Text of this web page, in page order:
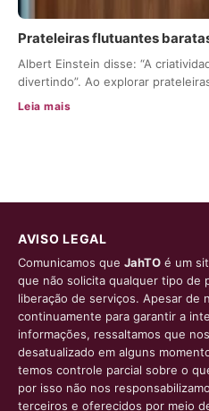
Prateleiras flutuantes
Albert Einstein disse: “A
divertindo”. Ao explorar
Leia mais
AVISO LEGAL
Comunicamos que JahTO é um
que não solicita qualquer tipo de
liberação de serviços. Apesar de
continuamente para garantir a
informações, ressaltamos que
desatualizado em alguns
temos controle parcial sobre o
por isso não nos
terceiros e oferecidos por meio